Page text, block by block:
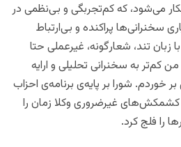
می‌شود، که کم‌‌تجربگی و بی‌نظمی در
سخنرانی‌ها پراکنده و بی‌ارتباط
زبان تند، شعارگونه، غیرعملی حتا
به سخنرانی تحلیلی و ارایه
‌خوردم. شورا بر پایه‌ی برنامه‌ی احزاب
غیرضروری وکلا زمان را
را فلج کرد.